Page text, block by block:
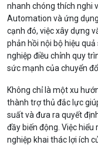
nhanh chóng thích nghi
Automation và ứng
cạnh đó, việc xây dựng
phản hồi nội bộ hiệu
nghiệp điều chỉnh quy
sức mạnh của chuyển
Không chỉ là một xu
thành trợ thủ đắc lực
suất và đưa ra quyết
đầy biến động. Việc
nghiệp khai thác lợi ích